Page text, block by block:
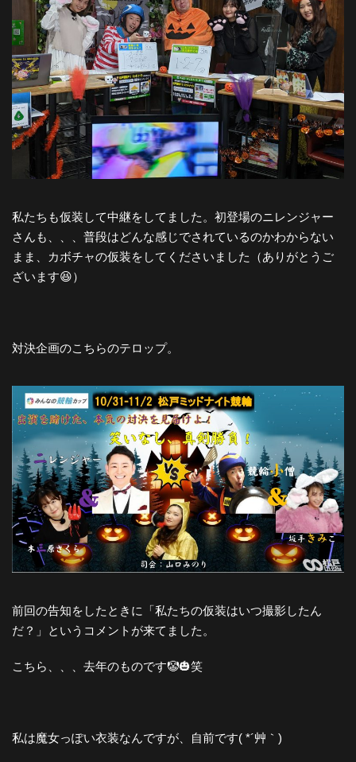
私たちも仮装して中継をしてました。初登場のニレンジャー
さんも、、、普段はどんな感じでされているのかわからない
まま、カボチャの仮装をしてくださいました（ありがとうご
ざいます😆）
対決企画のこちらのテロップ。
前回の告知をしたときに「私たちの仮装はいつ撮影したん
だ？」というコメントが来てました。
こちら、、、去年のものです🤡🎃笑
私は魔女っぽい衣装なんですが、自前です( *´艸｀)